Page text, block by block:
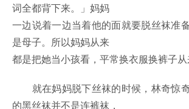
词全都背下来。」妈妈
一边说着一边当着他的面就要脱丝袜准
是母子。所以妈妈从来
都是把她当小孩看，平常换衣服换裤子从
就在妈妈脱下丝袜的时候，林奇惊
的黑丝袜并不是连裤袜，